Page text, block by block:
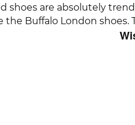
shoes are absolutely
the Buffalo London